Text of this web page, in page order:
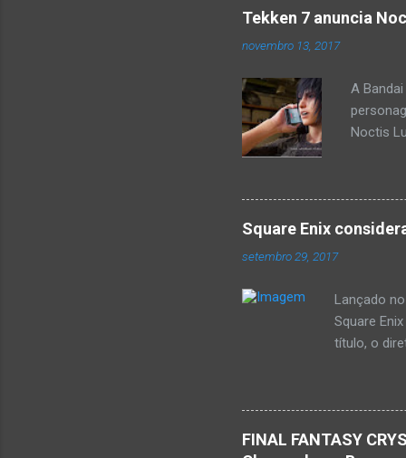
Tekken 7 anuncia
novembro 13, 2017
A
Noctis
trailer,
Square Enix
setembro 29, 2017
Lançado
Square
título, o
Season
dezembro,
conteúdos
que os
FINAL FANTASY